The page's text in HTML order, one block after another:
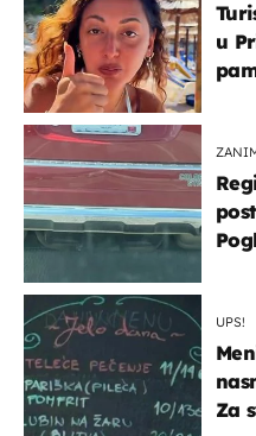
u
UPS!
Za